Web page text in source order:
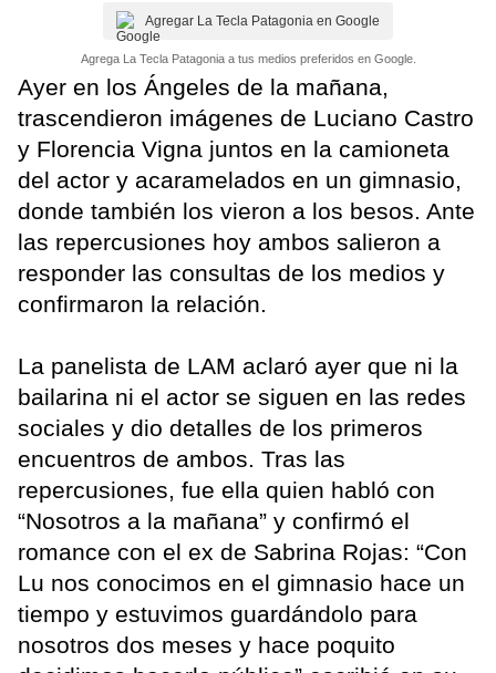
Agregar La Tecla Patagonia en Google
Agrega La Tecla Patagonia a tus medios preferidos en Google.
Ayer en los Ángeles de la mañana,
trascendieron imágenes de Luciano Castro
y Florencia Vigna juntos en la camioneta
del actor y acaramelados en un gimnasio,
donde también los vieron a los besos. Ante
las repercusiones hoy ambos salieron a
responder las consultas de los medios y
confirmaron la relación.
La panelista de LAM aclaró ayer que ni la
bailarina ni el actor se siguen en las redes
sociales y dio detalles de los primeros
encuentros de ambos. Tras las
repercusiones, fue ella quien habló con
“Nosotros a la mañana” y confirmó el
romance con el ex de Sabrina Rojas: “Con
Lu nos conocimos en el gimnasio hace un
tiempo y estuvimos guardándolo para
nosotros dos meses y hace poquito